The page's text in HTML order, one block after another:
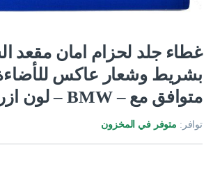
غطاء جلد لحزام امان مقعد
متوافق مع – BMW – لون ازرق
توافر: متوفر في المخزون